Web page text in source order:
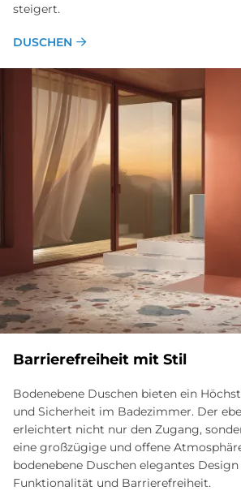
steigert.
DUSCHEN
Bar­rie­re­frei­heit mit Stil
Bodenebene Duschen bieten ein
und Sicherheit im Badezimmer. Der
erleichtert nicht nur den Zugang,
eine großzügige und offene
bodenebene Duschen elegantes
Funktionalität und Barrierefreiheit.